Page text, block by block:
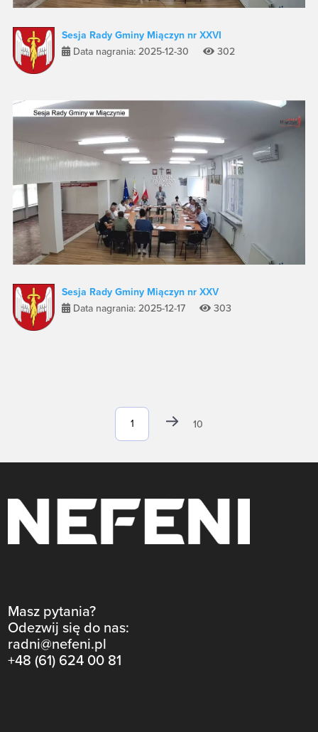
Sesja Rady Gminy Miączyn nr XXVI
Data nagrania: 2025-12-30
302
Sesja Rady Gminy Miączyn nr XXV
Data nagrania: 2025-12-17
303
10
Masz pytania?
Odezwij się do nas:
radni@nefeni.pl
+48 (61) 624 00 81